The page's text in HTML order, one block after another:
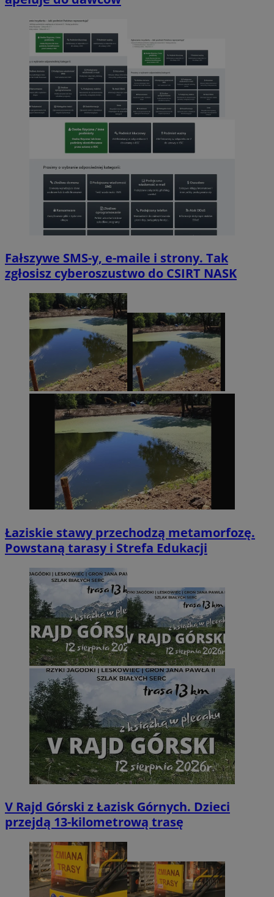
Fałszywe SMS-y, e-maile i strony. Tak
zgłosisz cyberoszustwo do CSIRT NASK
Łaziskie stawy przechodzą metamorfozę.
Powstaną tarasy i Strefa Edukacji
V Rajd Górski z Łazisk Górnych. Dzieci
przejdą 13-kilometrową trasę